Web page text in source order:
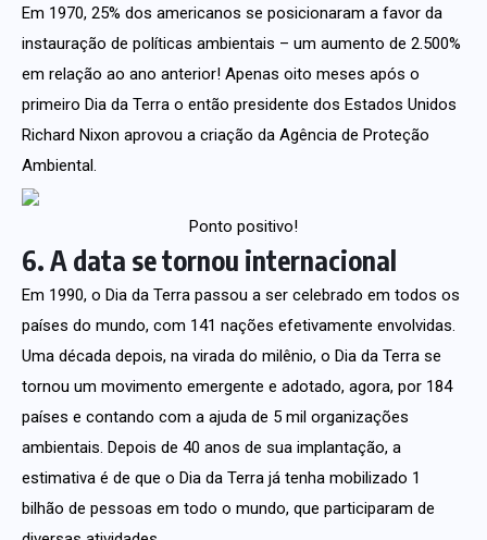
Em 1970, 25% dos americanos se posicionaram a favor da
instauração de políticas ambientais – um aumento de 2.500%
em relação ao ano anterior! Apenas oito meses após o
primeiro Dia da Terra o então presidente dos Estados Unidos
Richard Nixon aprovou a criação da Agência de Proteção
Ambiental.
Ponto positivo!
6. A data se tornou internacional
Em 1990, o Dia da Terra passou a ser celebrado em todos os
países do mundo, com 141 nações efetivamente envolvidas.
Uma década depois, na virada do milênio, o Dia da Terra se
tornou um movimento emergente e adotado, agora, por 184
países e contando com a ajuda de 5 mil organizações
ambientais. Depois de 40 anos de sua implantação, a
estimativa é de que o Dia da Terra já tenha mobilizado 1
bilhão de pessoas em todo o mundo, que participaram de